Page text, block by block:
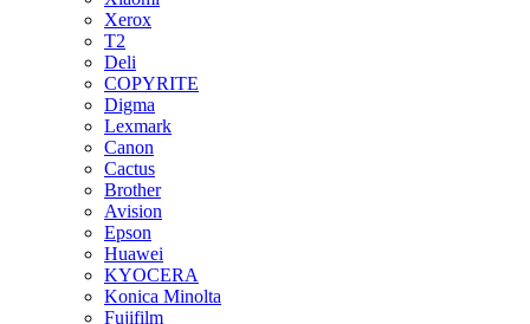
Xerox
T2
Deli
COPYRITE
Digma
Lexmark
Canon
Cactus
Brother
Avision
Epson
Huawei
KYOCERA
Konica Minolta
Fujifilm